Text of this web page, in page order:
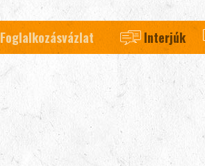
Foglalkozásvázlat Interjúk